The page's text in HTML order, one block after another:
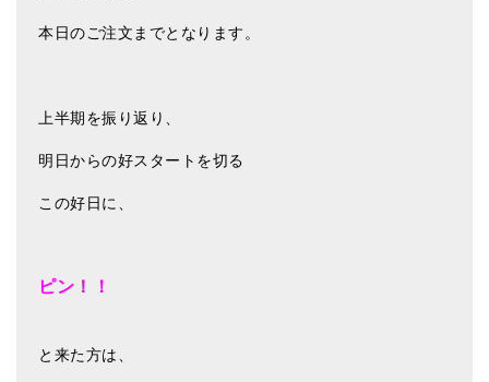
本日のご注文までとなります。
上半期を振り返り、
明日からの好スタートを切る
この好日に、
ピン！！
と来た方は、